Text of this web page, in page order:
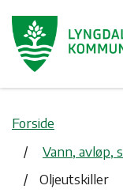
Forside
Vann, avløp,
Oljeutskiller